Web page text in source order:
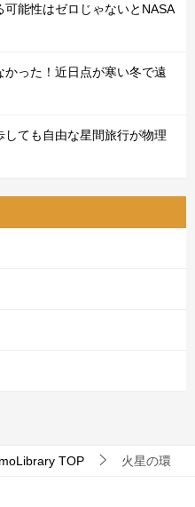
能性はゼロじゃないとNASA
った！近日点が寒い冬で遠
ても自由な星間旅行が物理
TOP 火星の環